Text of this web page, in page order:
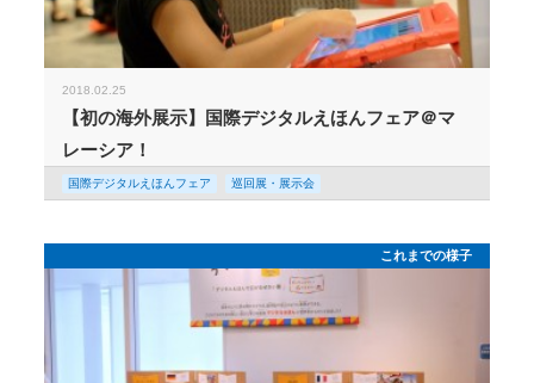
2018.02.25
【初の海外展示】国際デジタルえほんフェア＠マ
レーシア！
国際デジタルえほんフェア 巡回展・展示会
これまでの様子